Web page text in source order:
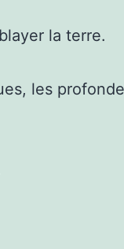
la terre.
les